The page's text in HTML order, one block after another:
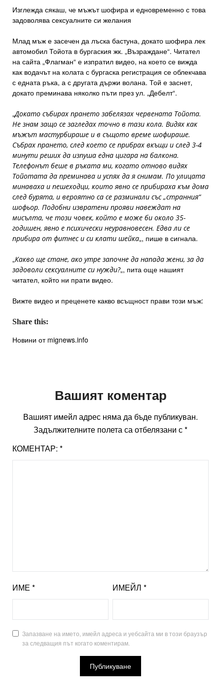
Изглежда сякаш, че мъжът шофира и едновременно с това
задоволява сексуалните си желания
Млад мъж е засечен да лъска бастуна, докато шофира лек
автомобил Тойота в бургаския жк. „Възраждане“. Читател
на сайта „Флагман“ е изпратил видео, на което се вижда
как водачът на колата с бургаска регистрация се облекчава
с едната ръка, а с другата държи волана. Той е заснет,
докато преминава няколко пъти през ул. „Дебелт“.
„Докато събирах прането забелязах червената Тойота.
Не знам защо се загледах точно в тази кола. Видях как
мъжът мастурбираше и в същото време шофираше.
Събрах прането, след което се прибрах вкъщи и след 3-4
минути реших да изпуша една цигара на балкона.
Телефонът беше в ръката ми, когато отново видях
Тойотата да преминава и успях да я снимам. По улицата
минаваха и пешеходци, които явно се прибираха към дома
след бурята, и вероятно са се разминали със „странния“
шофьор. Подобни извратени прояви навеждат на
мисълта, че този човек, който е може би около 35-
годишен, явно е психически неуравновесен. Едва ли се
прибира от фитнес и си клати шейка„, пише в сигнала.
„Какво ще стане, ако утре започне да напада жени, за да
задоволи сексуалните си нужди?„, пита още нашият
читател, който ни прати видео.
Вижте видео и преценете какво всъщност прави този мъж:
Share this:
Новини от mignews.info
Вашият коментар
Вашият имейл адрес няма да бъде публикуван.
Задължителните полета са отбелязани с*
КОМЕНТАР: *
ИМЕ * ИМЕЙЛ *
Запазване на името, имейл адреса и уебсайта ми в този браузър
за следващия път когато коментирам.